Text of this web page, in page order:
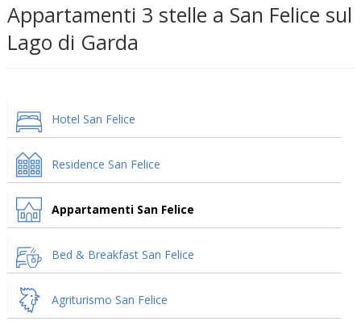
Appartamenti 3 stelle a San Felice sul
Lago di Garda
Hotel San Felice
Residence San Felice
Appartamenti San Felice
Bed & Breakfast San Felice
Agriturismo San Felice